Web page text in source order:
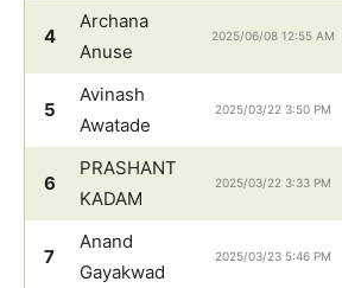
4
Archana
Anuse
2025/06/08 12:55 AM
5
Avinash
Awatade
2025/03/22 3:50 PM
6
PRASHANT
KADAM
2025/03/22 3:33 PM
7
Anand
Gayakwad
2025/03/23 5:46 PM